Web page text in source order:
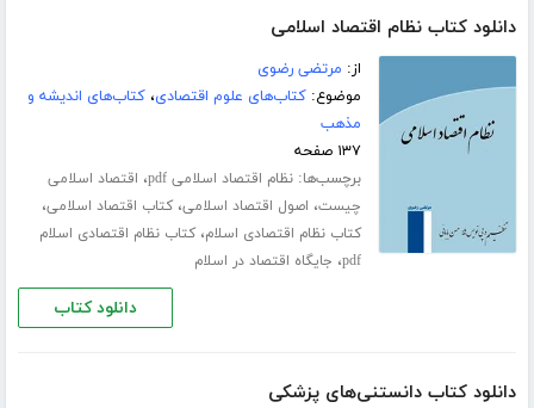
دانلود کتاب نظام اقتصاد اسلامی
از: مرتضی رضوی
موضوع:کتاب‌های علوم اقتصادی،کتاب‌های اندیشه و
مذهب
۱۳۷ صفحه
برچسب‌ها:نظام اقتصاد اسلامی pdf ، اقتصاد اسلامی
چیست، اصول اقتصاد اسلامی،کتاب اقتصاد اسلامی،
کتاب نظام اقتصادی اسلام،کتاب نظام اقتصادی اسلام
pdf، جایگاه اقتصاد در اسلام
دانلود کتاب
دانلود کتاب دانستنی‌های پزشکی